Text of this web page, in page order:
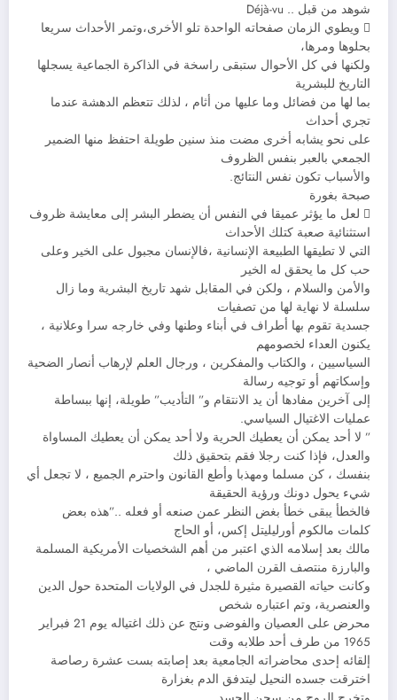
شوهد من قبل .. Déjà-vu
 ويطوي الزمان صفحاته الواحدة تلو الأخرى،وتمر الأحداث سريعا
بحلوها ومرها،
ولكنها في كل الأحوال ستبقى راسخة في الذاكرة الجماعية يسجلها
التاريخ للبشرية
بما لها من فضائل وما عليها من أثام ، لذلك تتعظم الدهشة عندما
تجري أحداث
على نحو يشابه أخرى مضت منذ سنين طويلة احتفظ منها الضمير
الجمعي بالعبر بنفس الظروف
والأسباب تكون نفس النتائج.
صبحة بغورة
 لعل ما يؤثر عميقا في النفس أن يضطر البشر إلى معايشة ظروف
استثنائية صعبة كتلك الأحداث
التي لا تطيقها الطبيعة الإنسانية ،فالإنسان مجبول على الخير وعلى
حب كل ما يحقق له الخير
والأمن والسلام ، ولكن في المقابل شهد تاريخ البشرية وما زال
سلسلة لا نهاية لها من تصفيات
جسدية تقوم بها أطراف في أبناء وطنها وفي خارجه سرا وعلانية ،
يكنون العداء لخصومهم
السياسيين ، والكتاب والمفكرين ، ورجال العلم لإرهاب أنصار الضحية
وإسكاتهم أو توجيه رسالة
إلى آخرين مفادها أن يد الانتقام و” التأديب” طويلة، إنها ببساطة
عمليات الاغتيال السياسي.
” لا أحد يمكن أن يعطيك الحرية ولا أحد يمكن أن يعطيك المساواة
والعدل، فإذا كنت رجلا فقم بتحقيق ذلك
بنفسك ، كن مسلما ومهذبا وأطع القانون واحترم الجميع ، لا تجعل أي
شيء يحول دونك ورؤية الحقيقة
فالخطأ يبقى خطأ بغض النظر عمن صنعه أو فعله ..”هذه بعض
كلمات مالكوم أورليليتل إكس، أو الحاج
مالك بعد إسلامه الذي اعتبر من أهم الشخصيات الأمريكية المسلمة
والبارزة منتصف القرن الماضي ،
وكانت حياته القصيرة مثيرة للجدل في الولايات المتحدة حول الدين
والعنصرية، وتم اعتباره شخص
محرض على العصيان والفوضى ونتج عن ذلك اغتياله يوم 21 فبراير
1965 من طرف أحد طلابه وقت
إلقائه إحدى محاضراته الجامعية بعد إصابته بست عشرة رصاصة
اخترقت جسده النحيل ليتدفق الدم بغزارة